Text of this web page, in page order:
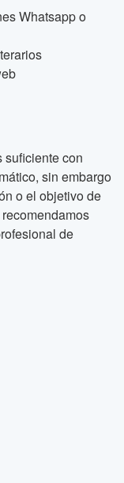
Whatsapp o
suficiente con
sin embargo
o el objetivo de
de